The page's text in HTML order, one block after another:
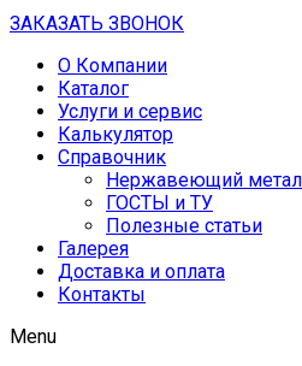
ЗАКАЗАТЬ ЗВОНОК
О Компании
Каталог
Услуги и сервис
Калькулятор
Справочник
Нержавеющий
ГОСТЫ и ТУ
Полезные статьи
Галерея
Доставка и оплата
Контакты
Menu